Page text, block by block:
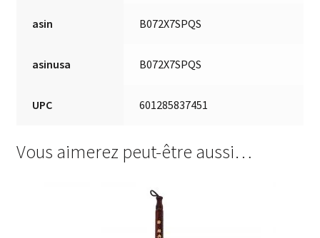
asin B072X7SPQS
asinusa B072X7SPQS
UPC 601285837451
Vous aimerez peut-être aussi…